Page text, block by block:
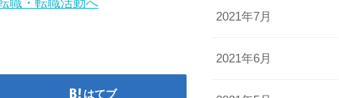
はてブ
2021年7月
2021年6月